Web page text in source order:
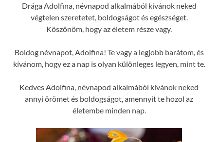
Drága Adolfina, névnapod alkalmából kívánok neked
végtelen szeretetet, boldogságot és egészséget.
Köszönöm, hogy az életem része vagy.
Boldog névnapot, Adolfina! Te vagy a legjobb barátom, és
kívánom, hogy ez a nap is olyan különleges legyen, mint te.
Kedves Adolfina, névnapod alkalmából kívánok neked
annyi örömet és boldogságot, amennyit te hozol az
életembe minden nap.